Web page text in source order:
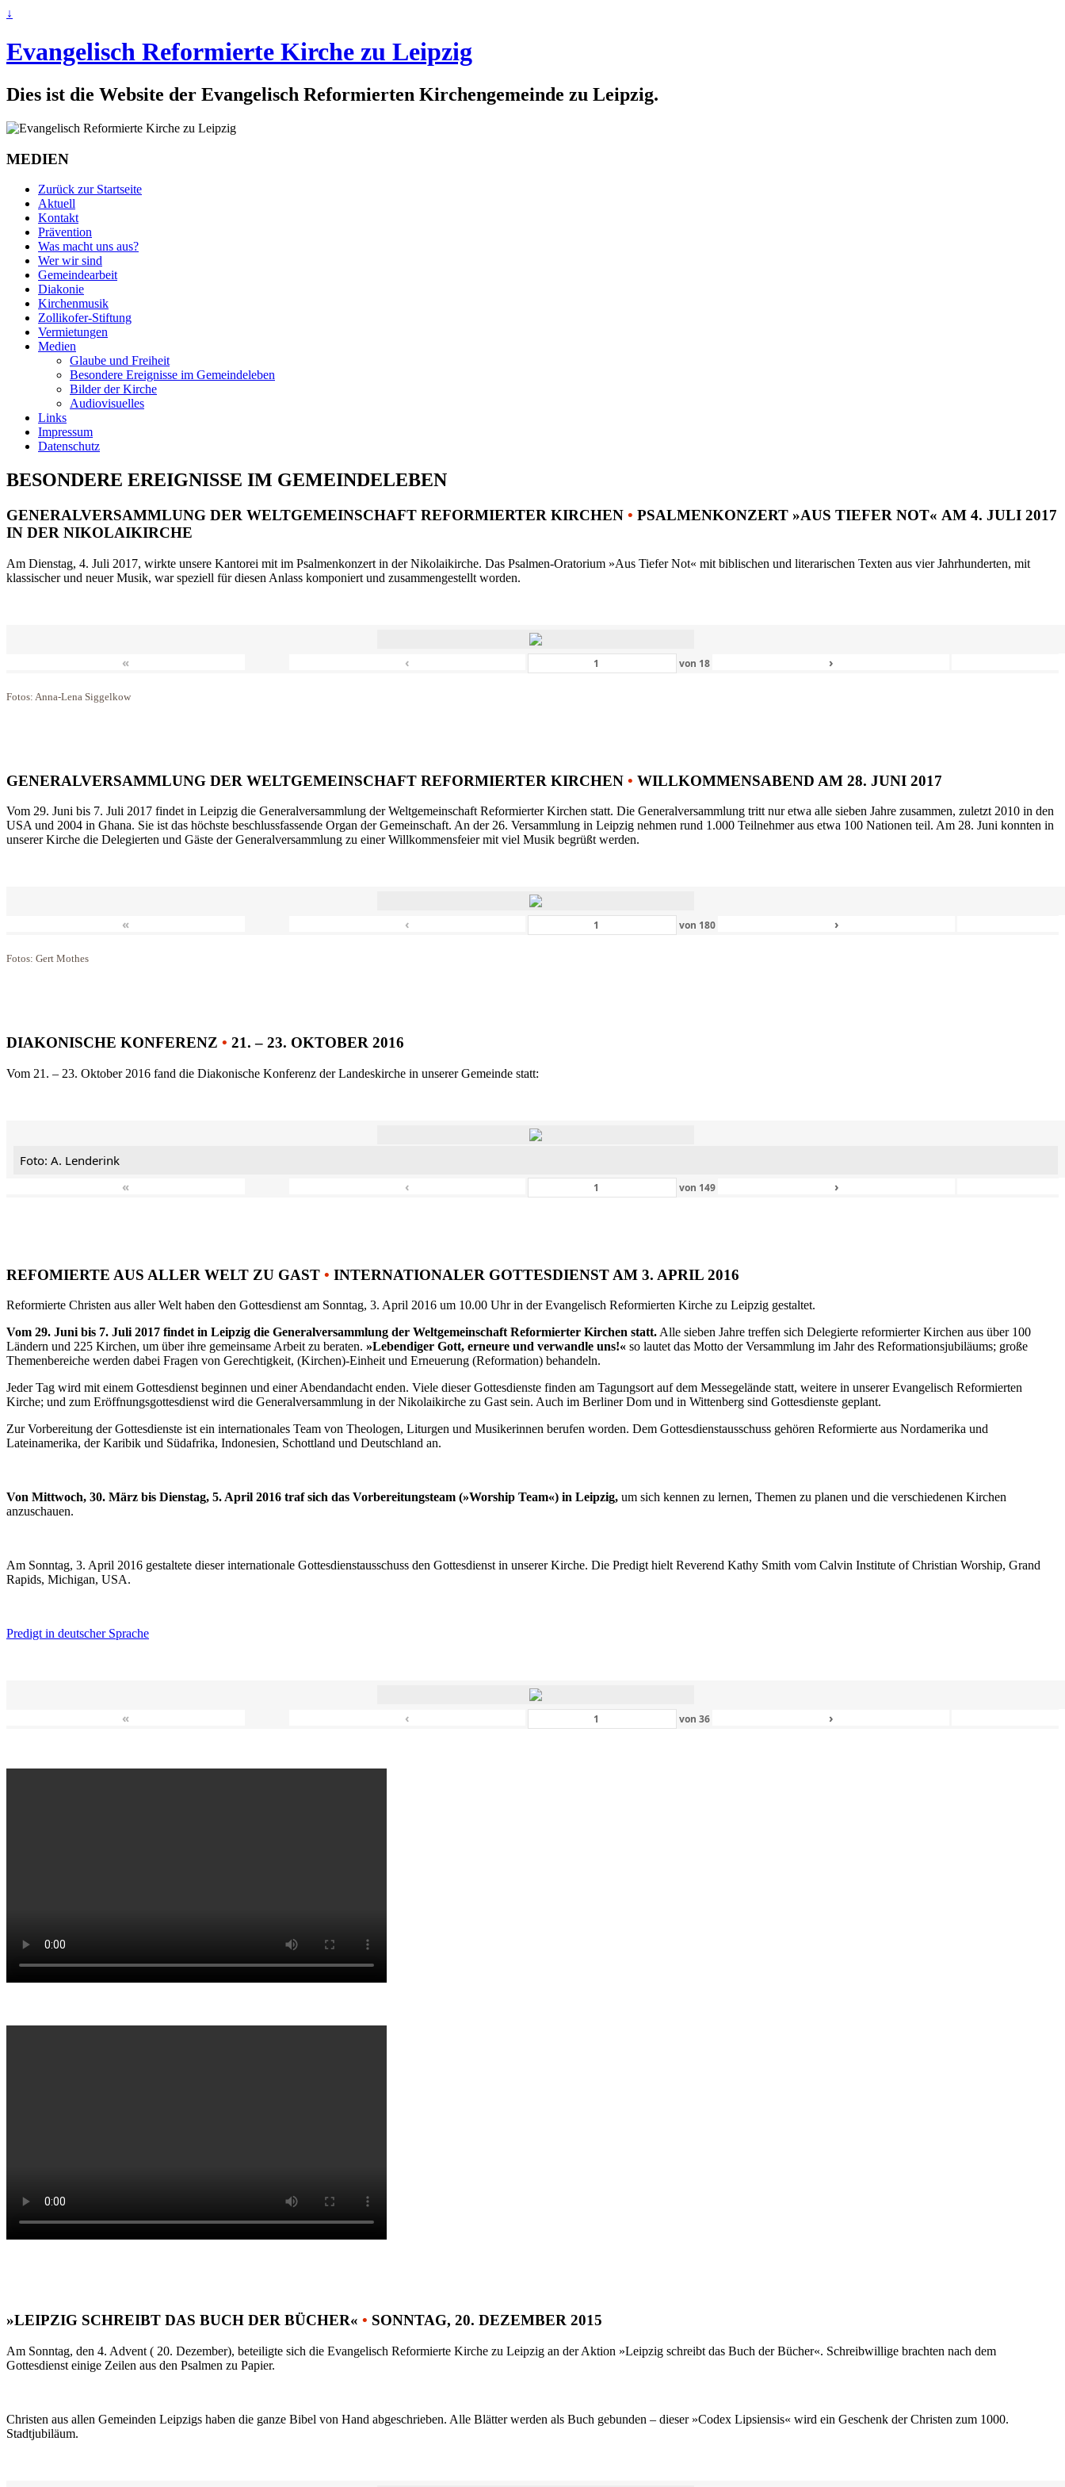
↓
Evangelisch Reformierte Kirche zu Leipzig
Dies ist die Website der Evangelisch Reformierten Kirchengemeinde zu Leipzig.
MEDIEN
Zurück zur Startseite
Aktuell
Kontakt
Prävention
Was macht uns aus?
Wer wir sind
Gemeindearbeit
Diakonie
Kirchenmusik
Zollikofer-Stiftung
Vermietungen
Medien
Glaube und Freiheit
Besondere Ereignisse im Gemeindeleben
Bilder der Kirche
Audiovisuelles
Links
Impressum
Datenschutz
BESONDERE EREIGNISSE IM GEMEINDELEBEN
GENERALVERSAMMLUNG DER WELTGEMEINSCHAFT REFORMIERTER KIRCHEN • PSALMENKONZERT »AUS TIEFER NOT« AM 4. JULI 2017
IN DER NIKOLAIKIRCHE
Am Dienstag, 4. Juli 2017, wirkte unsere Kantorei mit im Psalmenkonzert in der Nikolaikirche. Das Psalmen-Oratorium »Aus Tiefer Not« mit biblischen und literarischen Texten aus vier Jahrhunderten, mit
klassischer und neuer Musik, war speziell für diesen Anlass komponiert und zusammengestellt worden.
« ‹ von 18 ›
Fotos: Anna-Lena Siggelkow
GENERALVERSAMMLUNG DER WELTGEMEINSCHAFT REFORMIERTER KIRCHEN • WILLKOMMENSABEND AM 28. JUNI 2017
Vom 29. Juni bis 7. Juli 2017 findet in Leipzig die Generalversammlung der Weltgemeinschaft Reformierter Kirchen statt. Die Generalversammlung tritt nur etwa alle sieben Jahre zusammen, zuletzt 2010 in den
USA und 2004 in Ghana. Sie ist das höchste beschlussfassende Organ der Gemeinschaft. An der 26. Versammlung in Leipzig nehmen rund 1.000 Teilnehmer aus etwa 100 Nationen teil. Am 28. Juni konnten in
unserer Kirche die Delegierten und Gäste der Generalversammlung zu einer Willkommensfeier mit viel Musik begrüßt werden.
« ‹ von 180 ›
Fotos: Gert Mothes
DIAKONISCHE KONFERENZ • 21. – 23. OKTOBER 2016
Vom 21. – 23. Oktober 2016 fand die Diakonische Konferenz der Landeskirche in unserer Gemeinde statt:
Foto: A. Lenderink
«
‹ von 149 ›
REFOMIERTE AUS ALLER WELT ZU GAST • INTERNATIONALER GOTTESDIENST AM 3. APRIL 2016
Reformierte Christen aus aller Welt haben den Gottesdienst am Sonntag, 3. April 2016 um 10.00 Uhr in der Evangelisch Reformierten Kirche zu Leipzig gestaltet.
Vom 29. Juni bis 7. Juli 2017 findet in Leipzig die Generalversammlung der Weltgemeinschaft Reformierter Kirchen statt.Alle sieben Jahre treffen sich Delegierte reformierter Kirchen aus über 100
Ländern und 225 Kirchen, um über ihre gemeinsame Arbeit zu beraten. »Lebendiger Gott, erneure und verwandle uns!« so lautet das Motto der Versammlung im Jahr des Reformationsjubiläums; große
Themenbereiche werden dabei Fragen von Gerechtigkeit, (Kirchen)-Einheit und Erneuerung (Reformation) behandeln.
Jeder Tag wird mit einem Gottesdienst beginnen und einer Abendandacht enden. Viele dieser Gottesdienste finden am Tagungsort auf dem Messegelände statt, weitere in unserer Evangelisch Reformierten
Kirche; und zum Eröffnungsgottesdienst wird die Generalversammlung in der Nikolaikirche zu Gast sein. Auch im Berliner Dom und in Wittenberg sind Gottesdienste geplant.
Zur Vorbereitung der Gottesdienste ist ein internationales Team von Theologen, Liturgen und Musikerinnen berufen worden. Dem Gottesdienstausschuss gehören Reformierte aus Nordamerika und
Lateinamerika, der Karibik und Südafrika, Indonesien, Schottland und Deutschland an.
Von Mittwoch, 30. März bis Dienstag, 5. April 2016 traf sich das Vorbereitungsteam (»Worship Team«) in Leipzig, um sich kennen zu lernen, Themen zu planen und die verschiedenen Kirchen
anzuschauen.
Am Sonntag, 3. April 2016 gestaltete dieser internationale Gottesdienstausschuss den Gottesdienst in unserer Kirche. Die Predigt hielt Reverend Kathy Smith vom Calvin Institute of Christian Worship, Grand
Rapids, Michigan, USA.
Predigt in deutscher Sprache
« ‹ von36 ›
»LEIPZIG SCHREIBT DAS BUCH DER BÜCHER« • SONNTAG, 20. DEZEMBER 2015
Am Sonntag, den 4. Advent ( 20. Dezember), beteiligte sich die Evangelisch Reformierte Kirche zu Leipzig an der Aktion »Leipzig schreibt das Buch der Bücher«. Schreibwillige brachten nach dem
Gottesdienst einige Zeilen aus den Psalmen zu Papier.
Christen aus allen Gemeinden Leipzigs haben die ganze Bibel von Hand abgeschrieben. Alle Blätter werden als Buch gebunden – dieser »Codex Lipsiensis« wird ein Geschenk der Christen zum 1000.
Stadtjubiläum.